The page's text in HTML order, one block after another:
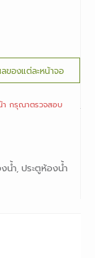
ของแต่ละหน้าจอ
า กรุณาตรวจสอบ
น้ำ ประตูห้องน้ำ